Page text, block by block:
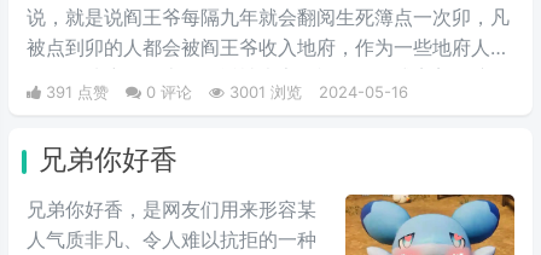
说，就是说阎王爷每隔九年就会翻阅生死簿点一次卯，凡
被点到卯的人都会被阎王爷收入地府，作为一些地府人
员。在地府报道上，最近被大家用视频的形式完美的演绎
了出来。
391 点赞 0 评论 3001 浏览 2024-05-16
兄弟你好香
兄弟你好香，是网友们用来形容某
人气质非凡、令人难以抗拒的一种